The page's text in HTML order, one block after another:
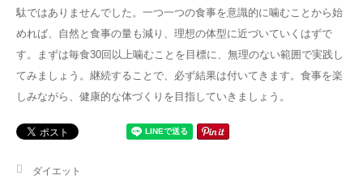
駄ではありませんでした。一つ一つの食事を意識的に噛むことから始
めれば、自然と食事の量も減り、理想の体型に近づいていくはずで
す。まずは毎食30回以上噛むことを目標に、無理のない範囲で実践し
てみましょう。継続することで、必ず結果は付いてきます。食事を楽
しみながら、健康的な体づくりを目指していきましょう。
ダイエット